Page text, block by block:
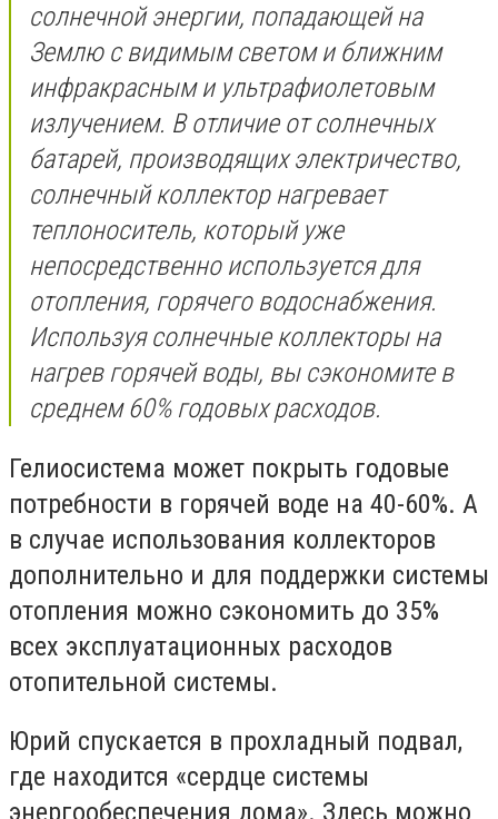
солнечной энергии, попадающей на
Землю с видимым светом и ближним
инфракрасным и ультрафиолетовым
излучением. В отличие от солнечных
батарей, производящих электричество,
солнечный коллектор нагревает
теплоноситель, который уже
непосредственно используется для
отопления, горячего водоснабжения.
Используя солнечные коллекторы на
нагрев горячей воды, вы сэкономите в
среднем 60% годовых расходов.
Гелиосистема может покрыть годовые
потребности в горячей воде на 40-60%. А
в случае использования коллекторов
дополнительно и для поддержки системы
отопления можно сэкономить до 35%
всех эксплуатационных расходов
отопительной системы.
Юрий спускается в прохладный подвал,
где находится «сердце системы
энергообеспечения дома». Здесь можно